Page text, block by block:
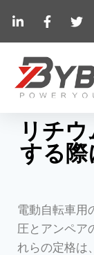
リチ
する際
電動自転車用
圧とアンペア
れらの定格は